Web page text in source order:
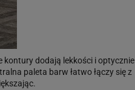
kontury dodają lekkości i optycznie
paleta barw łatwo łączy się z